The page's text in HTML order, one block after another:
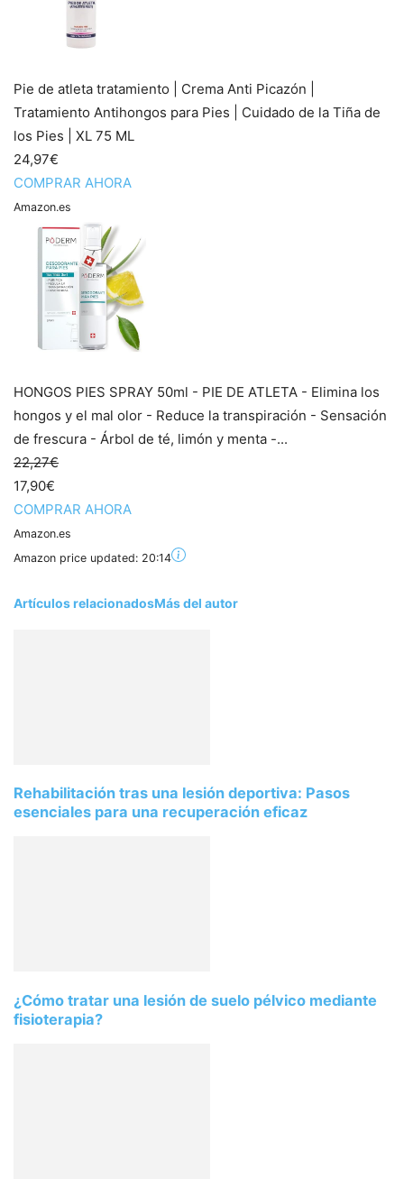
Pie de atleta tratamiento | Crema Anti Picazón |
Tratamiento Antihongos para Pies | Cuidado de la Tiña de
los Pies | XL 75 ML
24,97€
COMPRAR AHORA
Amazon.es
HONGOS PIES SPRAY 50ml - PIE DE ATLETA - Elimina los
hongos y el mal olor - Reduce la transpiración - Sensación
de frescura - Árbol de té, limón y menta -...
22,27€
17,90€
COMPRAR AHORA
Amazon.es
Amazon price updated: 20:14
Artículos relacionadosMás del autor
Rehabilitación tras una lesión deportiva: Pasos
esenciales para una recuperación eficaz
¿Cómo tratar una lesión de suelo pélvico mediante
fisioterapia?